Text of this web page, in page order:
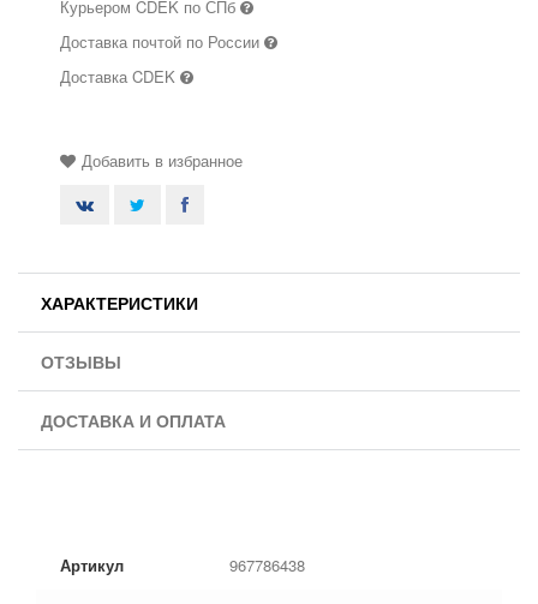
Курьером CDEK по СПб
Доставка почтой по России
Доставка CDEK
Добавить в избранное
ХАРАКТЕРИСТИКИ
ОТЗЫВЫ
ДОСТАВКА И ОПЛАТА
Артикул 967786438